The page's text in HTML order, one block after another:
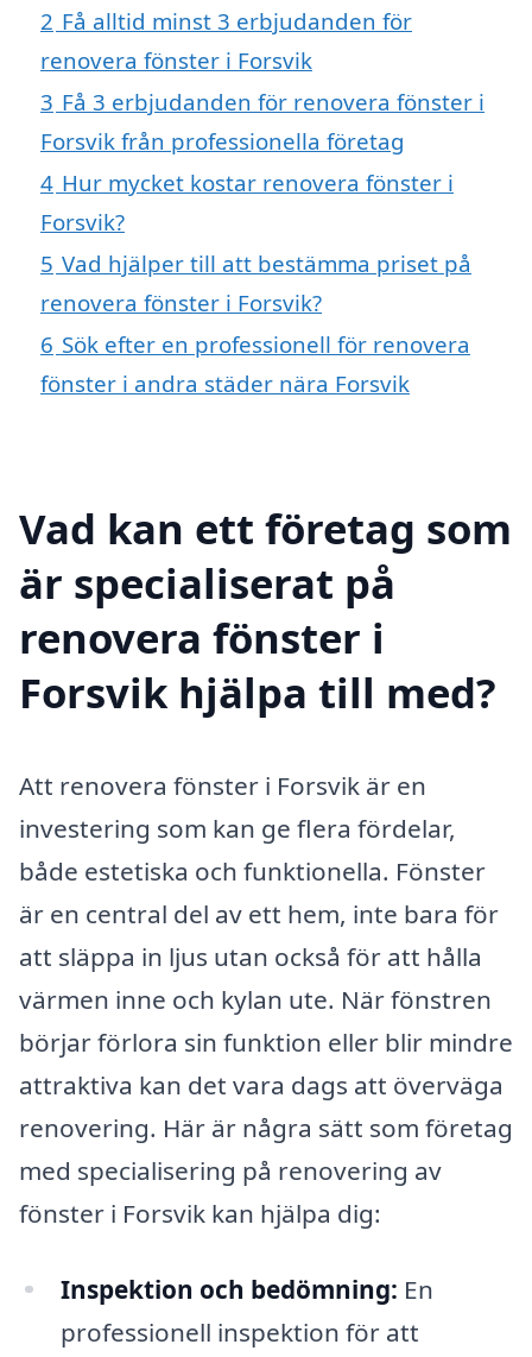
2 Få alltid minst 3 erbjudanden för
renovera fönster i Forsvik
3 Få 3 erbjudanden för renovera fönster i
Forsvik från professionella företag
4 Hur mycket kostar renovera fönster i
Forsvik?
5 Vad hjälper till att bestämma priset på
renovera fönster i Forsvik?
6 Sök efter en professionell för renovera
fönster i andra städer nära Forsvik
Vad kan ett företag som
är specialiserat på
renovera fönster i
Forsvik hjälpa till med?
Att renovera fönster i Forsvik är en
investering som kan ge flera fördelar,
både estetiska och funktionella. Fönster
är en central del av ett hem, inte bara för
att släppa in ljus utan också för att hålla
värmen inne och kylan ute. När fönstren
börjar förlora sin funktion eller blir mindre
attraktiva kan det vara dags att överväga
renovering. Här är några sätt som företag
med specialisering på renovering av
fönster i Forsvik kan hjälpa dig:
Inspektion och bedömning: En
professionell inspektion för att